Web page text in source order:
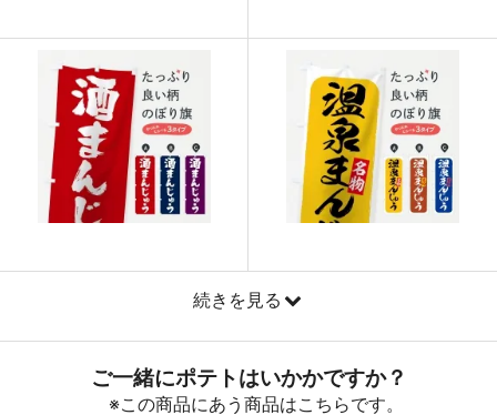
31 901 27931
32 899 28768
33 897 29601
34 30430
890
37 888 32856
887 33706
続きを見る